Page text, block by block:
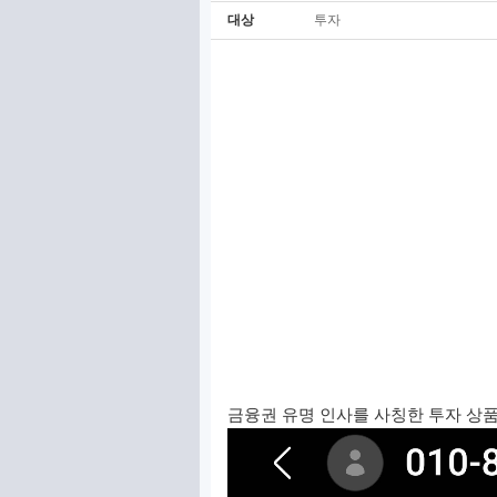
대상 투자
금융권 유명 인사를 사칭한 투자 상